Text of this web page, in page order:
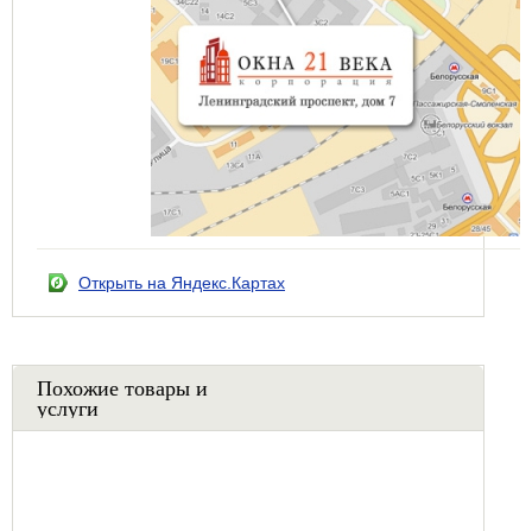
Открыть на Яндекс.Картах
Похожие товары и
услуги